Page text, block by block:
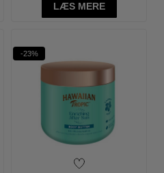
LÆS MERE
-23%